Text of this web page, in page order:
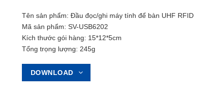
Tên sản phẩm: Đầu đọc/ghi máy tính để bàn UHF RFID
Mã sản phẩm: SV-USB6202
Kích thước gói hàng: 15*12*5cm
Tổng trọng lượng: 245g
DOWNLOAD